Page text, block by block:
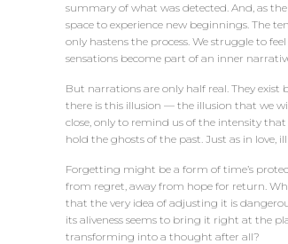
summary of what was detected. And, as
space to experience new beginnings. The
only hastens the process. We struggle to
sensations become part of an inner
But narrations are only half real. They exist
there is this illusion — the illusion that we
close, only to remind us of the intensity
hold the ghosts of the past. Just as in
Forgetting might be a form of time’s
from regret, away from hope for return.
that the very idea of adjusting it is
its aliveness seems to bring it right at the
transforming into a thought after all?